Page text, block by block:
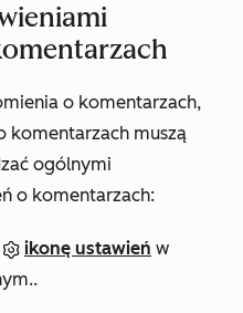
o komentarzach,
komentarzach muszą
ogólnymi
o komentarzach:
ikonę ustawień w